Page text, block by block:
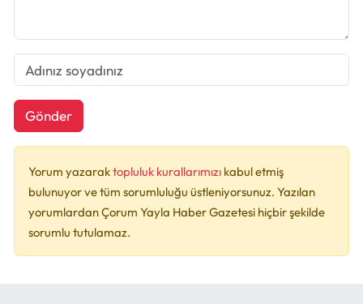
Gönder
Yorum yazaraktopluluk kurallarımızı kabul etmiş
bulunuyor ve tüm sorumluluğu üstleniyorsunuz. Yazılan
yorumlardan Çorum Yayla Haber Gazetesi hiçbir şekilde
sorumlu tutulamaz.